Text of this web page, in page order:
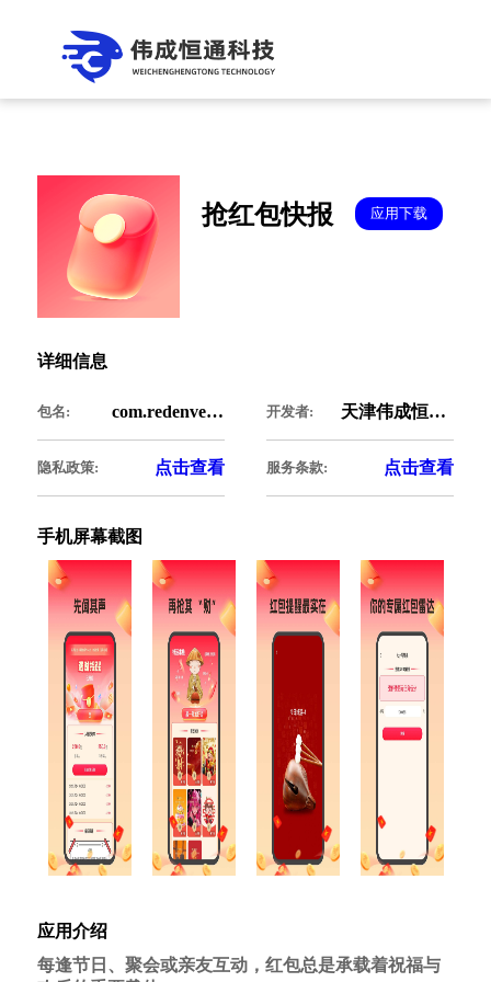
抢红包快报 应用下载
详细信息
包名: com.redenvelopefy.quick
隐私政策: 点击查看
开发者: 天津伟成恒通科技有限公司
服务条款: 点击查看
手机屏幕截图
应用介绍
每逢节日、聚会或亲友互动，红包总是承载着祝福与